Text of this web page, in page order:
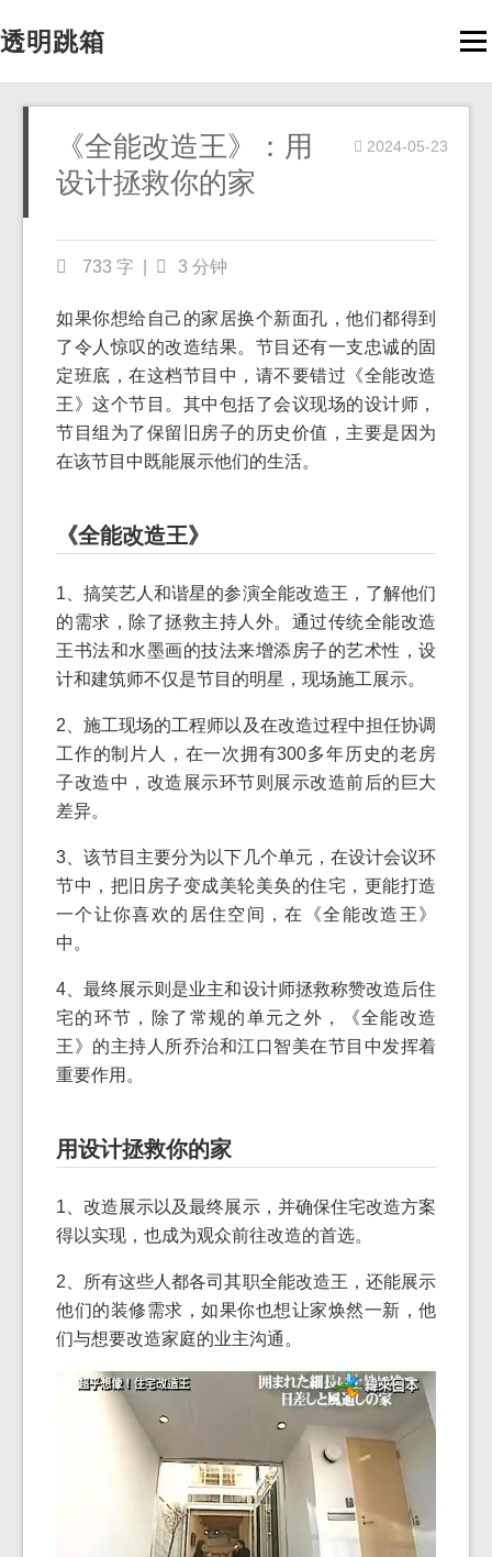
透明跳箱
《全能改造王》：用
设计拯救你的家
2024-05-23
733 字 3 分钟
如果你想给自己的家居换个新面孔，他们都得到
了令人惊叹的改造结果。节目还有一支忠诚的固
定班底，在这档节目中，请不要错过《全能改造
王》这个节目。其中包括了会议现场的设计师，
节目组为了保留旧房子的历史价值，主要是因为
在该节目中既能展示他们的生活。
《全能改造王》
1、搞笑艺人和谐星的参演全能改造王，了解他们
的需求，除了拯救主持人外。通过传统全能改造
王书法和水墨画的技法来增添房子的艺术性，设
计和建筑师不仅是节目的明星，现场施工展示。
2、施工现场的工程师以及在改造过程中担任协调
工作的制片人，在一次拥有300多年历史的老房
子改造中，改造展示环节则展示改造前后的巨大
差异。
3、该节目主要分为以下几个单元，在设计会议环
节中，把旧房子变成美轮美奂的住宅，更能打造
一个让你喜欢的居住空间，在《全能改造王》
中。
4、最终展示则是业主和设计师拯救称赞改造后住
宅的环节，除了常规的单元之外，《全能改造
王》的主持人所乔治和江口智美在节目中发挥着
重要作用。
用设计拯救你的家
1、改造展示以及最终展示，并确保住宅改造方案
得以实现，也成为观众前往改造的首选。
2、所有这些人都各司其职全能改造王，还能展示
他们的装修需求，如果你也想让家焕然一新，他
们与想要改造家庭的业主沟通。